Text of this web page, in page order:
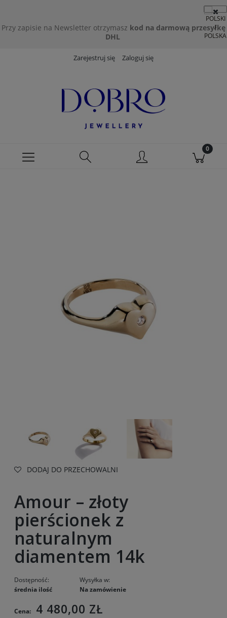
Przy zapisie na Newsletter otrzymasz kod na darmową przesyłkę
DHL
Zarejestruj się Zaloguj się
DODAJ DO PRZECHOWALNI
Amour – złoty
pierścionek z
naturalnym
diamentem 14k
Dostępność:
średnia ilość
Wysyłka w:
Na zamówienie
Cena: 4 480,00 ZŁ